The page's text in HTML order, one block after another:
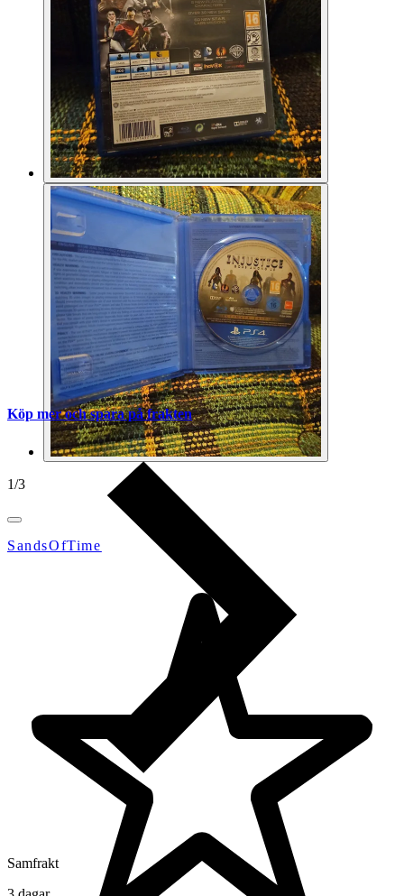
1/3
SandsOfTime
Köp mer och spara på frakten
Samfrakt